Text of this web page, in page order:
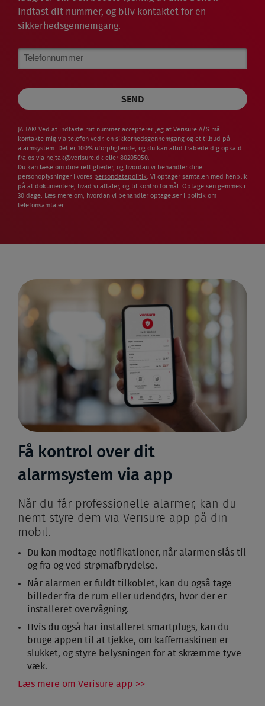
Indtast dit nummer, og bliv kontaktet for en
sikkerhedsgennemgang.
Phone
Number
JA TAK! Ved at indtaste mit nummer accepterer jeg at Verisure A/S må
kontakte mig via telefon vedr. en sikkerhedsgennemgang og et tilbud på
alarmsystem. Det er 100% uforpligtende, og du kan altid frabede dig opkald
fra os via nejtak@verisure.dk eller 80205050.
Du kan læse om dine rettigheder, og hvordan vi behandler dine
personoplysninger i vores persondatapolitik . Vi optager samtalen med henblik
på at dokumentere, hvad vi aftaler, og til kontrolformål. Optagelsen gemmes i
30 dage. Læs mere om, hvordan vi behandler optagelser i politik om
telefonsamtaler.
Få kontrol over dit
alarmsystem via app
Når du får professionelle alarmer, kan du
nemt styre dem via Verisure app på din
mobil.
Du kan modtage notifikationer, når alarmen slås til
og fra og ved strømafbrydelse.
Når alarmen er fuldt tilkoblet, kan du også tage
billeder fra de rum eller udendørs, hvor der er
installeret overvågning.
Hvis du også har installeret smartplugs, kan du
bruge appen til at tjekke, om kaffemaskinen er
slukket, og styre belysningen for at skræmme tyve
væk.
Læs mere om Verisure app >>